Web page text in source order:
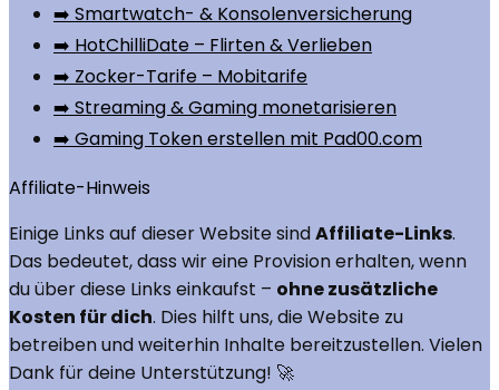
➡️ Smartwatch- & Konsolenversicherung
➡️ HotChilliDate – Flirten & Verlieben
➡️ Zocker-Tarife – Mobitarife
➡️ Streaming & Gaming monetarisieren
➡️ Gaming Token erstellen mit Pad00.com
Affiliate-Hinweis
Einige Links auf dieser Website sindAffiliate-Links.
Das bedeutet, dass wir eine Provision erhalten, wenn
du über diese Links einkaufst – ohne zusätzliche
Kosten für dich. Dies hilft uns, die Website zu
betreiben und weiterhin Inhalte bereitzustellen. Vielen
Dank für deine Unterstützung! 🚀